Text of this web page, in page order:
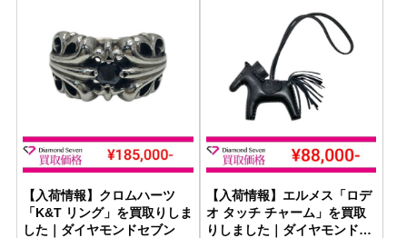
【入荷情報】クロムハーツ
「K&T リング」を買取りしま
した｜ダイヤモンドセブン
【入荷情報】エルメス「ロデ
オ タッチ チャーム」を買取
りしました｜ダイヤモンドセ